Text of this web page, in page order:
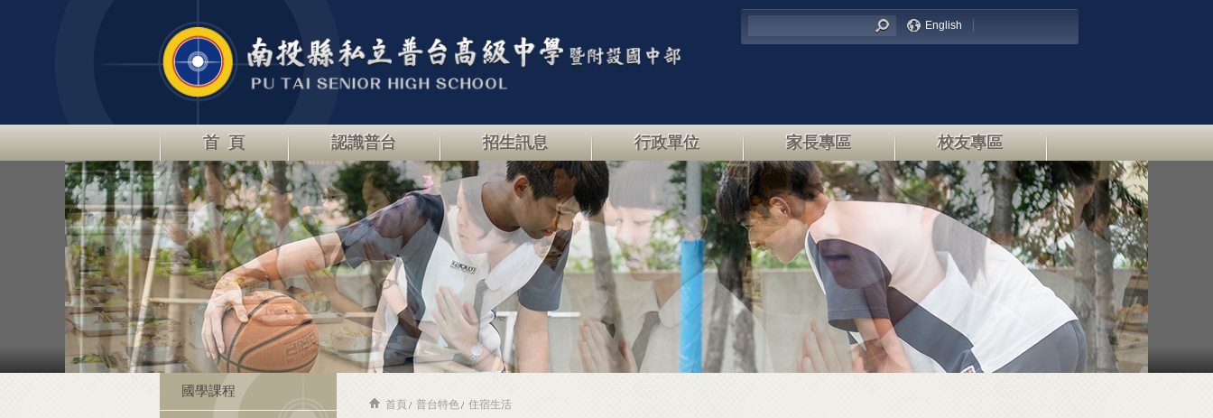
English
首 頁 認識普台 招生訊息 行政單位 家長專區 校友專區
國學課程
首頁 普台特色 住宿生活